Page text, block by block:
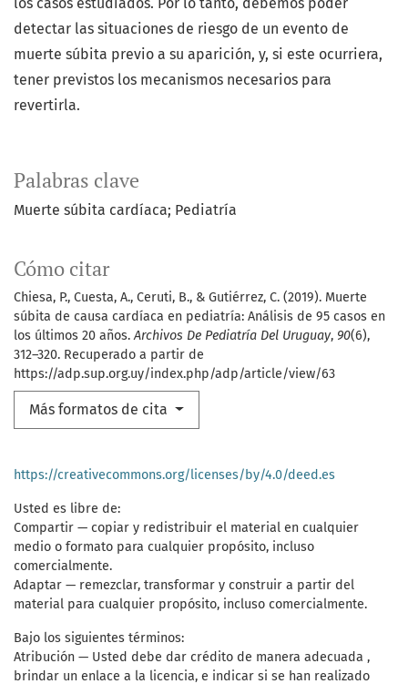
Palabras clave
Muerte súbita cardíaca; Pediatría
Cómo citar
Chiesa, P., Cuesta, A., Ceruti, B., & Gutiérrez, C. (2019). Muerte
súbita de causa cardíaca en pediatría: Análisis de 95 casos en
los últimos 20 años.Archivos De Pediatría Del Uruguay, 90(6),
312–320. Recuperado a partir de
https://adp.sup.org.uy/index.php/adp/article/view/63
Más formatos de cita
los casos estudiados. Por lo tanto, debemos poder
detectar las situaciones de riesgo de un evento de
muerte súbita previo a su aparición, y, si este ocurriera,
tener previstos los mecanismos necesarios para
revertirla.
https://creativecommons.org/licenses/by/4.0/deed.es
Usted es libre de:
Compartir — copiar y redistribuir el material en cualquier
medio o formato para cualquier propósito, incluso
comercialmente.
Adaptar — remezclar, transformar y construir a partir del
material para cualquier propósito, incluso comercialmente.
Bajo los siguientes términos:
Atribución — Usted debe dar crédito de manera adecuada ,
brindar un enlace a la licencia, e indicar si se han realizado